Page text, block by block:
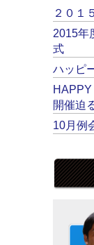
２０１
2015
式
ハッピ
開催迫
10月例